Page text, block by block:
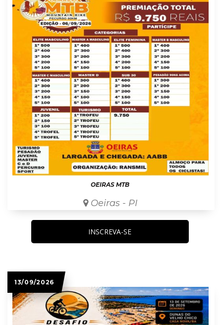
OEIRAS MTB
Oeiras - PI
INSCREVA-SE
13/09/2026